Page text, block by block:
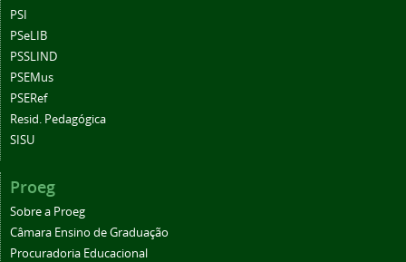
PSI
PSeLIB
PSSLIND
PSEMus
PSERef
Resid. Pedagógica
SISU
Proeg
Sobre a Proeg
Câmara Ensino de Graduação
Procuradoria Educacional